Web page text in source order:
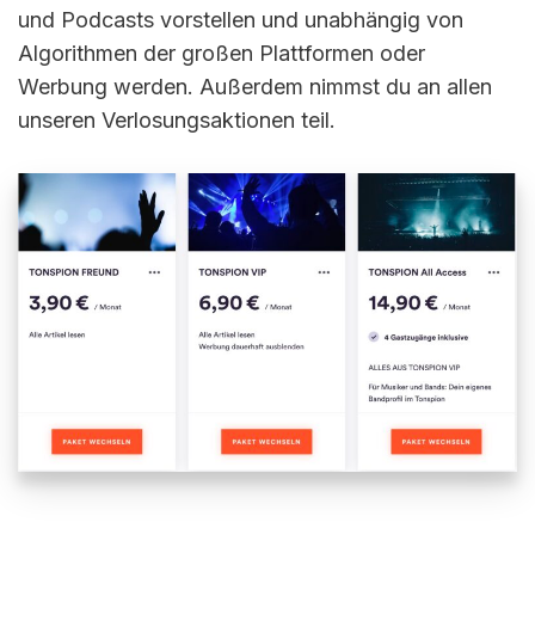
und Podcasts vorstellen und unabhängig von
Algorithmen der großen Plattformen oder
Werbung werden. Außerdem nimmst du an allen
unseren Verlosungsaktionen teil.